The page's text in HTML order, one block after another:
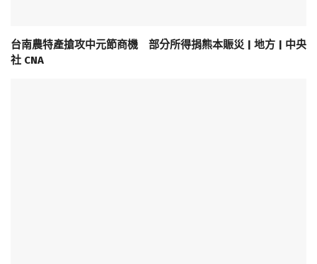
台南農特產搶攻中元節商機 部分所得捐熊本賑災 | 地方 | 中央
社 CNA